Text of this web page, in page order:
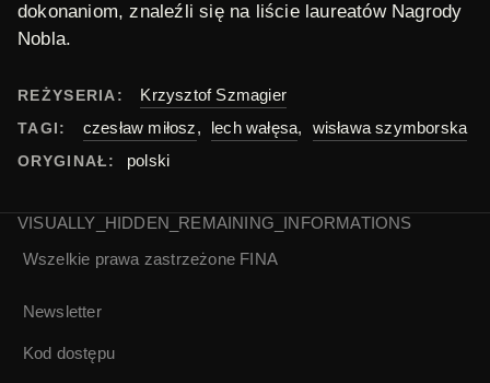
dokonaniom, znaleźli się na liście laureatów Nagrody
Nobla.
REŻYSERIA: Krzysztof Szmagier
TAGI: czesław miłosz, lech wałęsa, wisława szymborska
ORYGINAŁ: polski
VISUALLY_HIDDEN_REMAINING_INFORMATIONS
Wszelkie prawa zastrzeżone FINA
Newsletter
Kod dostępu